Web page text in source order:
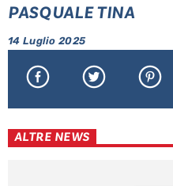
PASQUALE TINA
14 Luglio 2025
ALTRE NEWS